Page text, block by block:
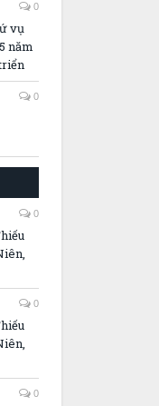
0
vụ
năm
0
0
0
0